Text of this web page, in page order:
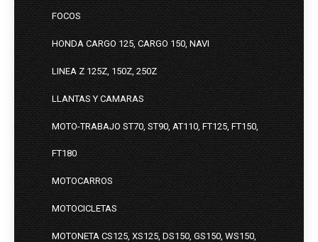
FOCOS
HONDA CARGO 125, CARGO 150, NAVI
LINEA Z 125Z, 150Z, 250Z
LLANTAS Y CAMARAS
MOTO-TRABAJO ST70, ST90, AT110, FT125, FT150,
FT180
MOTOCARROS
MOTOCICLETAS
MOTONETA CS125, XS125, DS150, GS150, WS150,